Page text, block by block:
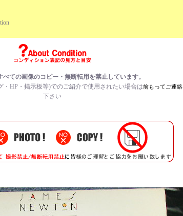
ての画像のコピー・無断転用を禁止しています。
・HP・掲示板等)でのご紹介で使用されたい場合は前もってご連絡
下さい